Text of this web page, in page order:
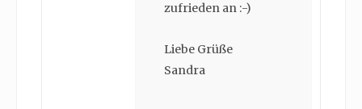
zufrieden an :-)
Liebe Grüße
Sandra